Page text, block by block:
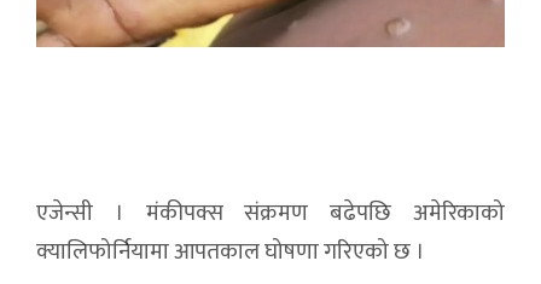
एजेन्सी । मंकीपक्स संक्रमण बढेपछि अमेरिकाको
क्यालिफोर्नियामा आपतकाल घोषणा गरिएको छ ।